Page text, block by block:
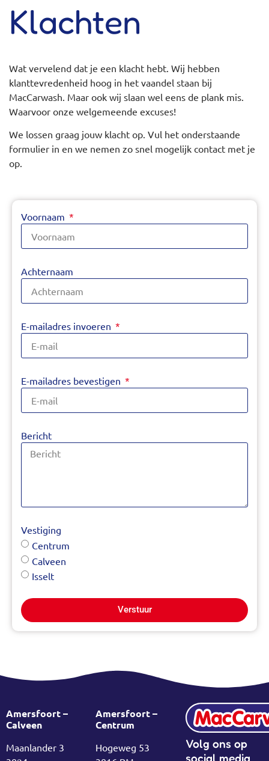
Klachten
Wat vervelend dat je een klacht hebt. Wij hebben
klanttevredenheid hoog in het vaandel staan bij
MacCarwash. Maar ook wij slaan wel eens de plank mis.
Waarvoor onze welgemeende excuses!
We lossen graag jouw klacht op. Vul het onderstaande
formulier in en we nemen zo snel mogelijk contact met je
op.
Voornaam
Achternaam
E-mailadres invoeren
E-mailadres bevestigen
Bericht
Vestiging
Centrum
Calveen
Isselt
Verstuur
Amersfoort –
Calveen
Maanlander 3
Amersfoort –
Centrum
Hogeweg 53
Volg ons op